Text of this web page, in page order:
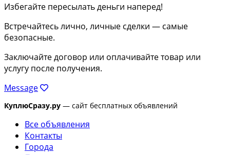
Избегайте пересылать деньги наперед!
Встречайтесь лично, личные сделки — самые
безопасные.
Заключайте договор или оплачивайте товар или
услугу после получения.
Message
КуплюСразу.ру — сайт бесплатных объявлений
Все объявления
Контакты
Города